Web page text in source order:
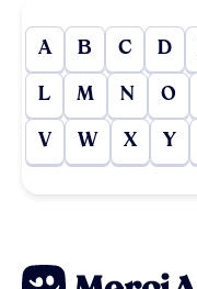
A B C D
L M N O
V W X Y